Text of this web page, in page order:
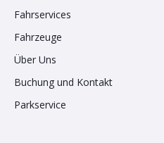
Fahrservices
Fahrzeuge
Über Uns
Buchung und Kontakt
Parkservice